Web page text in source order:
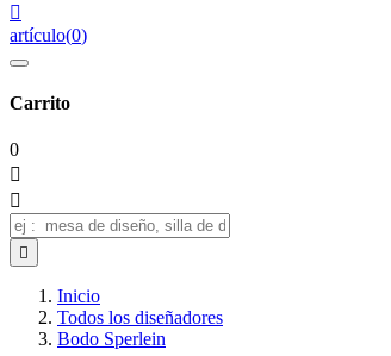

artículo(0)
Carrito
0



Inicio
Todos los diseñadores
Bodo Sperlein